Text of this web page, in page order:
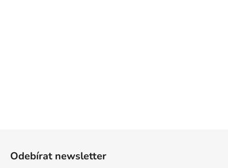
Odebírat newsletter